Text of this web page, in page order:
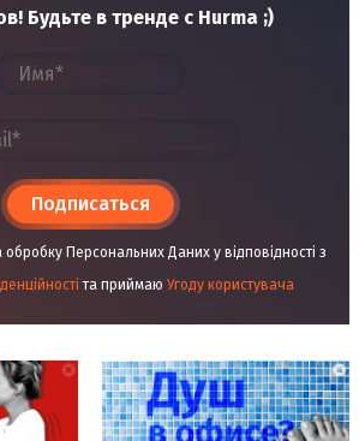
Будьте в тренде с Hurma ;)
Подписаться
Персональних Даних у відповідності з
та приймаю Угоду користувача